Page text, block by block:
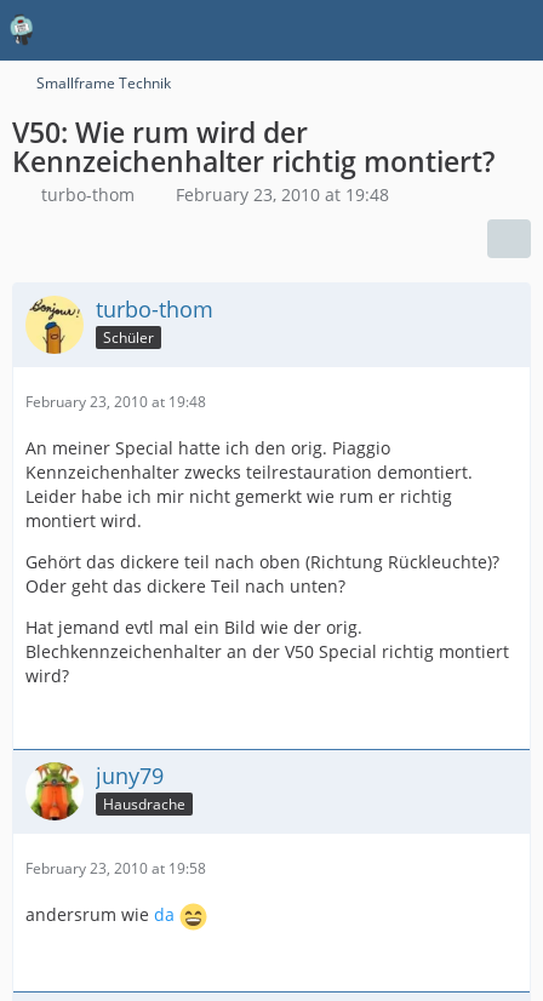
Smallframe Technik
V50: Wie rum wird der
Kennzeichenhalter richtig montiert?
turbo-thom February 23, 2010 at 19:48
turbo-thom
Schüler
February 23, 2010 at 19:48
An meiner Special hatte ich den orig. Piaggio
Kennzeichenhalter zwecks teilrestauration demontiert.
Leider habe ich mir nicht gemerkt wie rum er richtig
montiert wird.
Gehört das dickere teil nach oben (Richtung Rückleuchte)?
Oder geht das dickere Teil nach unten?
Hat jemand evtl mal ein Bild wie der orig.
Blechkennzeichenhalter an der V50 Special richtig montiert
wird?
juny79
Hausdrache
February 23, 2010 at 19:58
andersrum wie da